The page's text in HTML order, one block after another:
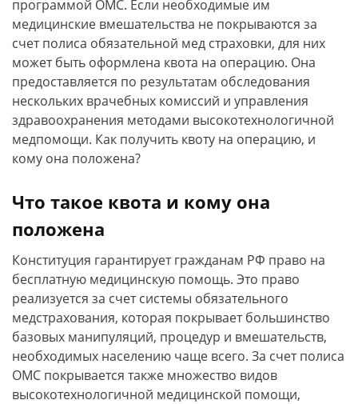
программой ОМС. Если необходимые им
медицинские вмешательства не покрываются за
счет полиса обязательной мед страховки, для них
может быть оформлена квота на операцию. Она
предоставляется по результатам обследования
нескольких врачебных комиссий и управления
здравоохранения методами высокотехнологичной
медпомощи. Как получить квоту на операцию, и
кому она положена?
Что такое квота и кому она
положена
Конституция гарантирует гражданам РФ право на
бесплатную медицинскую помощь. Это право
реализуется за счет системы обязательного
медстрахования, которая покрывает большинство
базовых манипуляций, процедур и вмешательств,
необходимых населению чаще всего. За счет полиса
ОМС покрывается также множество видов
высокотехнологичной медицинской помощи,